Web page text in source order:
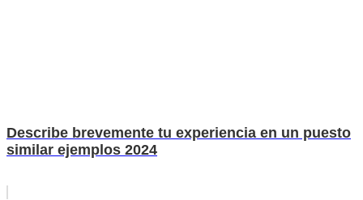
Describe brevemente tu experiencia en un puesto
similar ejemplos 2024